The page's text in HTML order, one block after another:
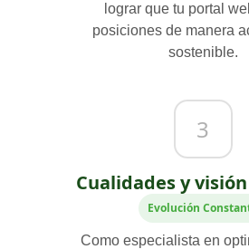
lograr que tu portal
posiciones de manera
sostenible.
3
Cualidades y
Evolución
Como especialista en